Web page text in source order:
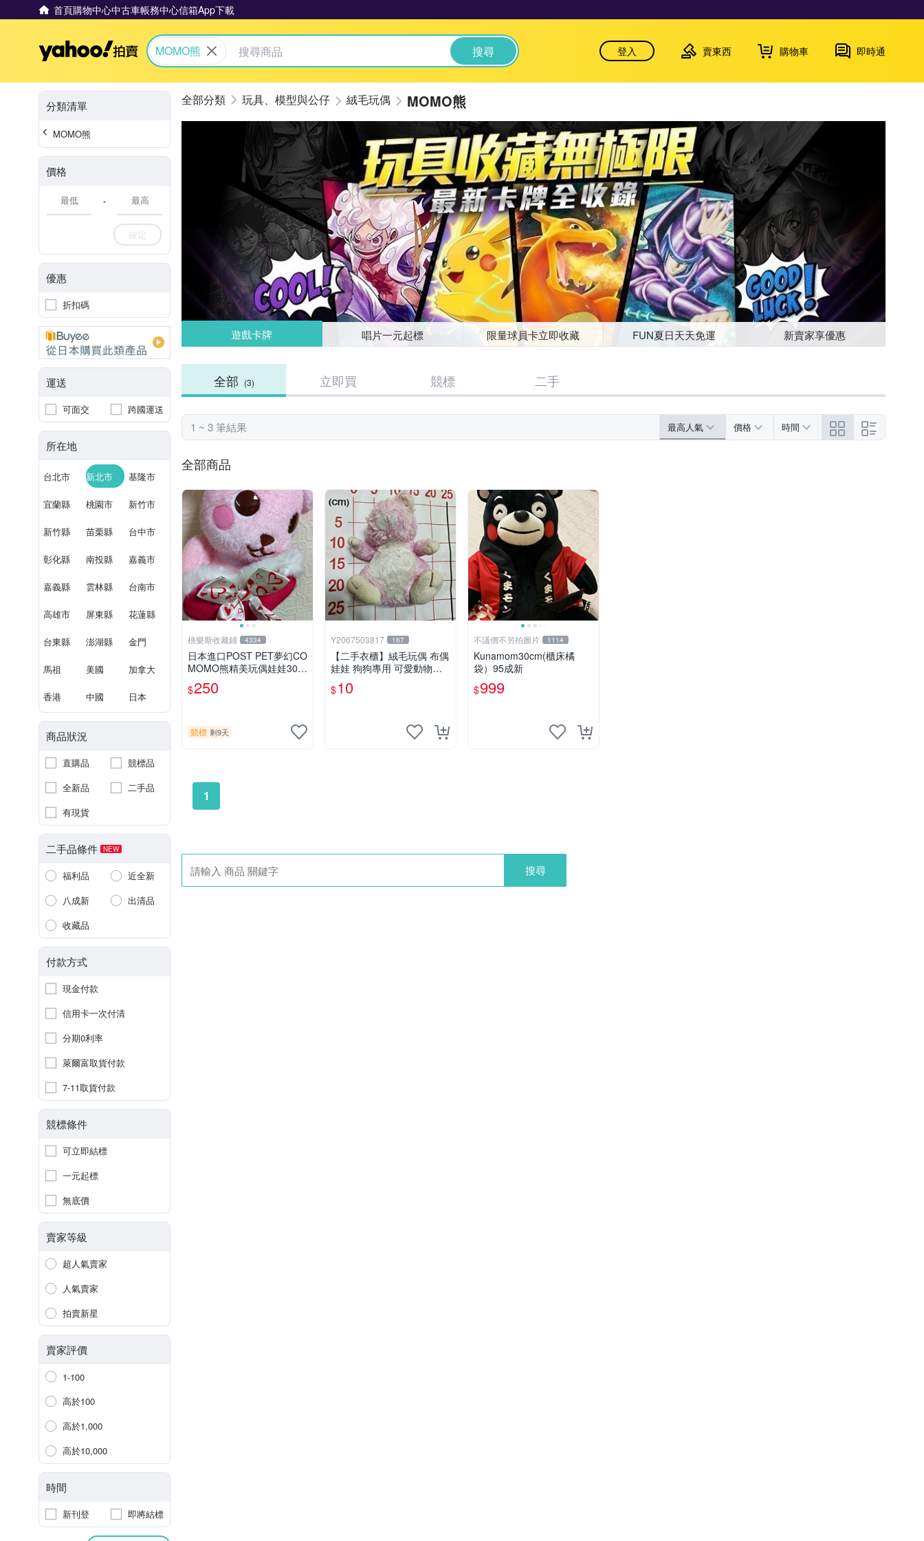
首頁購物中心中古車帳務中心信箱App下載
Yahoo拍賣
MOMO熊 搜尋 登入 賣東西 購物車 即時通
分類清單
MOMO熊
價格
-
確定
優惠
折扣碼
運送
可面交 跨國運送
所在地
台北市 新北市 基隆市
宜蘭縣 桃園市 新竹市
新竹縣 苗栗縣 台中市
彰化縣 南投縣 嘉義市
嘉義縣 雲林縣 台南市
高雄市 屏東縣 花蓮縣
台東縣 澎湖縣 金門
馬祖 美國 加拿大
香港 中國 日本
商品狀況
直購品
競標品
全新品
二手品
有現貨
二手品條件 NEW
福利品
近全新
八成新
出清品
收藏品
付款方式
現金付款
信用卡一次付清
分期0利率
萊爾富取貨付款
7-11取貨付款
競標條件
可立即結標
一元起標
無底價
賣家等級
超人氣賣家
人氣賣家
拍賣新星
賣家評價
1-100
高於100
高於1,000
高於10,000
時間
新刊登 即將結標
玩具、模型與公仔 絨毛玩偶 MOMO熊
遊戲卡牌 唱片一元起標 限量球員卡立即收藏 FUN夏日天天免運 新賣家享優惠
全部 (3) 立即買 競標 二手
1 ~ 3 筆結果 最高人氣 價格 時間
全部商品
桃樂斯收藏鋪 4334
日本進口POST PET夢幻CO
MOMO熊精美玩偶娃娃30c
m
$250
競標 剩9天
Y2067503817 167
【二手衣櫃】絨毛玩偶 布偶
娃娃 狗狗專用 可愛動物系
列 耐咬耐磨玩具 玩偶 粉紅
熊寵物玩具 1120929
$10
不議價不另拍圖片 1114
Kunamom30cm(櫃床橘
袋）95成新
$999
1
搜尋